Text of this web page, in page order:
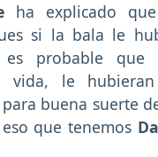
ha explicado
si la bala le
es probable que
vida, le
buena suerte
que tenemos